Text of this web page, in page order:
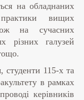
на обладнаних
вищих
на сучасних
різних галузей
студенти 115-х та
в рамках
керівників